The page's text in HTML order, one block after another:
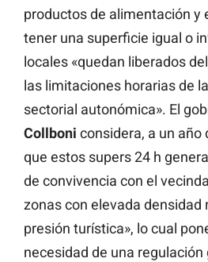
productos de alimentación y
tener una superficie igual o
locales «quedan liberados
las limitaciones horarias de
sectorial autonómica». El
Collboni considera, a un año
que estos supers 24 h
de convivencia con el
zonas con elevada densidad
presión turística», lo cual
necesidad de una